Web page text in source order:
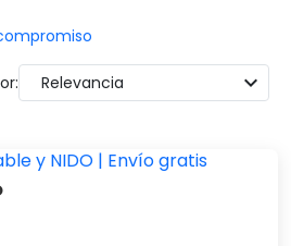
años al garantizar la silla una
Relevancia expand_more